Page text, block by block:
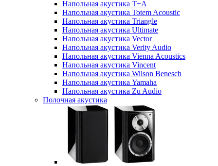
Напольная акустика T+A
Напольная акустика Totem Acoustic
Напольная акустика Triangle
Напольная акустика Ultimate
Напольная акустика Vector
Напольная акустика Verity Audio
Напольная акустика Vienna Acoustics
Напольная акустика Vincent
Напольная акустика Wilson Benesch
Напольная акустика Yamaha
Напольная акустика Zu Audio
Полочная акустика